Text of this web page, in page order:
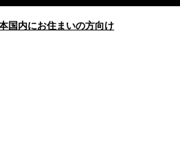
国内にお住まいの方向け